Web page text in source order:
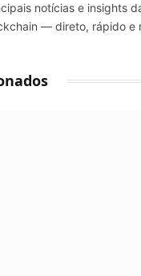
notícias e insights
— direto, rápido e